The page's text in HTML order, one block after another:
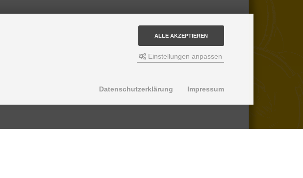
ALLE AKZEPTIEREN
Einstellungen anpassen
Datenschutzerklärung Impressum